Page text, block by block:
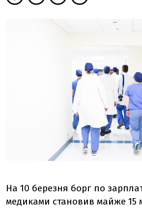
На 10 березня борг по
медиками становив майже 15